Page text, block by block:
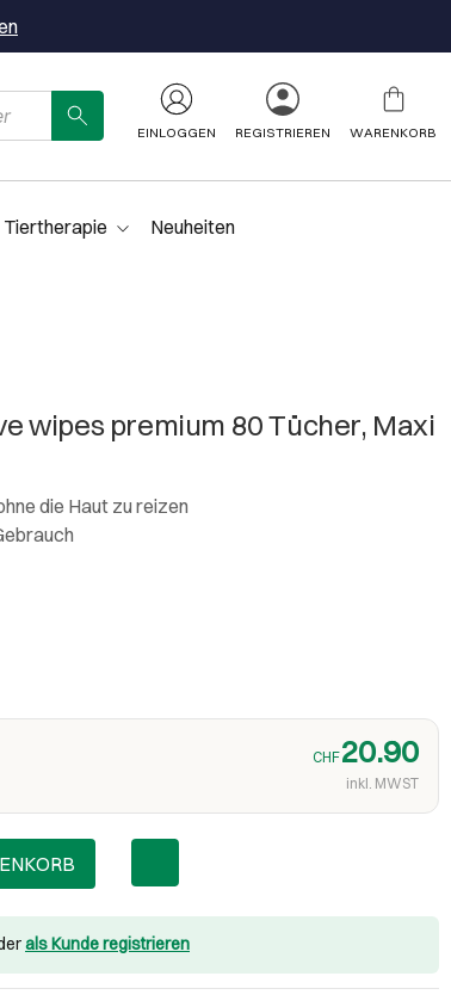
EINLOGGEN REGISTRIEREN WARENKORB
Tiertherapie Neuheiten
wipes premium 80 Tücher, Maxi
die Haut zu reizen
CHF20.90
inkl. MWST
als Kunde registrieren